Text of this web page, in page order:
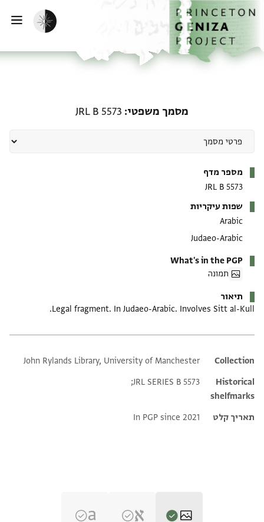
לתוכןהבית
הפעלת מצב כהה
מסמך משפטי JRL B 5573
מספר מדף
JRL B 5573
שפות עיקריות
Arabic
Judaeo-Arabic
What's in the PGP
תמונה
תיאור
Legal fragment. In Judaeo-Arabic. Involves Sitt al-Kull.
Additional metadata
Collection
John Rylands Library, University of Manchester
Historical
shelfmarks
JRL SERIES B 5573;
תאריך קלט In PGP since 2021